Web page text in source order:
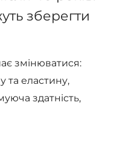
зберегти
змінюватися:
та еластину,
здатність,